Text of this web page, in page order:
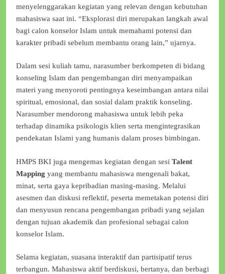
menyelenggarakan kegiatan yang relevan dengan kebutuhan
mahasiswa saat ini. “Eksplorasi diri merupakan langkah awal
bagi calon konselor Islam untuk memahami potensi dan
karakter pribadi sebelum membantu orang lain,” ujarnya.
Dalam sesi kuliah tamu, narasumber berkompeten di bidang
konseling Islam dan pengembangan diri menyampaikan
materi yang menyoroti pentingnya keseimbangan antara nilai
spiritual, emosional, dan sosial dalam praktik konseling.
Narasumber mendorong mahasiswa untuk lebih peka
terhadap dinamika psikologis klien serta mengintegrasikan
pendekatan Islami yang humanis dalam proses bimbingan.
HMPS BKI juga mengemas kegiatan dengan sesi Talent
Mapping yang membantu mahasiswa mengenali bakat,
minat, serta gaya kepribadian masing-masing. Melalui
asesmen dan diskusi reflektif, peserta memetakan potensi diri
dan menyusun rencana pengembangan pribadi yang sejalan
dengan tujuan akademik dan profesional sebagai calon
konselor Islam.
Selama kegiatan, suasana interaktif dan partisipatif terus
terbangun. Mahasiswa aktif berdiskusi, bertanya, dan berbagi